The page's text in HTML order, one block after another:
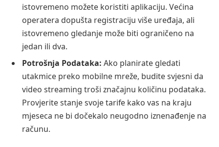
istovremeno možete koristiti aplikaciju. Većina
operatera dopušta registraciju više uređaja, ali
istovremeno gledanje može biti ograničeno na
jedan ili dva.
Potrošnja Podataka: Ako planirate gledati
utakmice preko mobilne mreže, budite svjesni da
video streaming troši značajnu količinu podataka.
Provjerite stanje svoje tarife kako vas na kraju
mjeseca ne bi dočekalo neugodno iznenađenje na
računu.